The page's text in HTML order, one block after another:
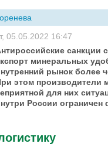
05.05.2022 16:47
санкции
минеральных
рынок более
этом производители
для них
России